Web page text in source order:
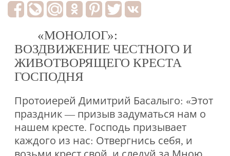
«МОНОЛОГ»:
ВОЗДВИЖЕНИЕ ЧЕСТНОГО И
ЖИВОТВОРЯЩЕГО КРЕСТА
ГОСПОДНЯ
Протоиерей Димитрий Басалыго: «Этот
праздник — призыв задуматься нам о
нашем кресте. Господь призывает
каждого из нас: Отвергнись себя, и